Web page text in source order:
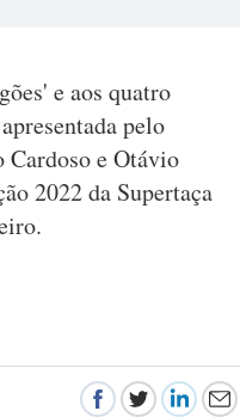
e aos quatro
pelo
Cardoso e Otávio
2022 da Supertaça